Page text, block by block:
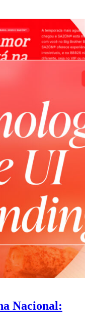
Nacional: